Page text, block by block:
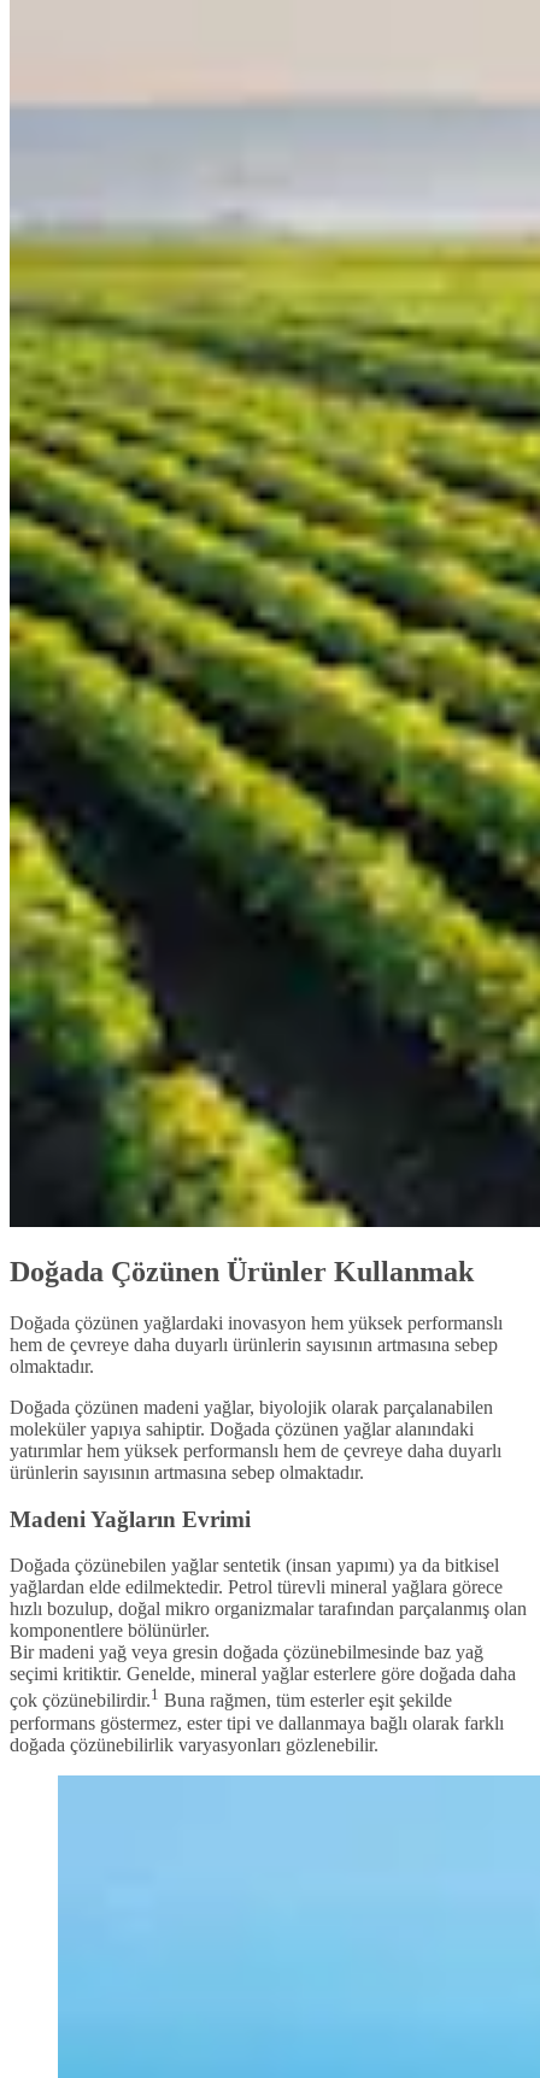
Doğada Çözünen Ürünler Kullanmak
Doğada çözünen yağlardaki inovasyon hem yüksek performanslı
hem de çevreye daha duyarlı ürünlerin sayısının artmasına sebep
olmaktadır.
Doğada çözünen madeni yağlar, biyolojik olarak parçalanabilen
moleküler yapıya sahiptir. Doğada çözünen yağlar alanındaki
yatırımlar hem yüksek performanslı hem de çevreye daha duyarlı
ürünlerin sayısının artmasına sebep olmaktadır.
Madeni Yağların Evrimi
Doğada çözünebilen yağlar sentetik (insan yapımı) ya da bitkisel
yağlardan elde edilmektedir. Petrol türevli mineral yağlara görece
hızlı bozulup, doğal mikro organizmalar tarafından parçalanmış olan
komponentlere bölünürler.
Bir madeni yağ veya gresin doğada çözünebilmesinde baz yağ
seçimi kritiktir. Genelde, mineral yağlar esterlere göre doğada daha
çok çözünebilirdir.1 Buna rağmen, tüm esterler eşit şekilde
performans göstermez, ester tipi ve dallanmaya bağlı olarak farklı
doğada çözünebilirlik varyasyonları gözlenebilir.